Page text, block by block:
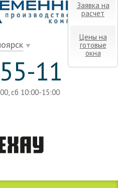
Заявка на
расчет
Цены на
готовые
окна
11
сб 10:00-15:00